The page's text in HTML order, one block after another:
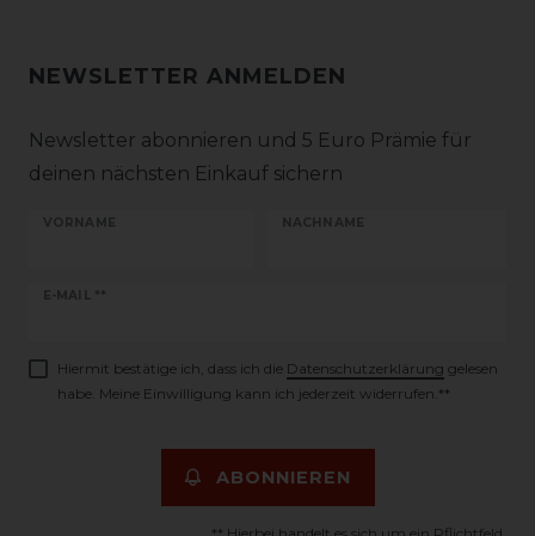
NEWSLETTER ANMELDEN
Newsletter abonnieren und 5 Euro Prämie für
deinen nächsten Einkauf sichern
VORNAME NACHNAME
E-MAIL **
Newsletter
Hiermit bestätige ich, dass ich die Daten­schutz­erklärung gelesen
habe. Meine Einwilligung kann ich jederzeit widerrufen.**
ABONNIEREN